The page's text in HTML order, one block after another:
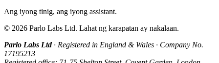
Ang iyong tinig, ang iyong assistant.
© 2026 Parlo Labs Ltd. Lahat ng karapatan ay nakalaan.
Parlo Labs Ltd· Registered in England & Wales · Company No.
17195213